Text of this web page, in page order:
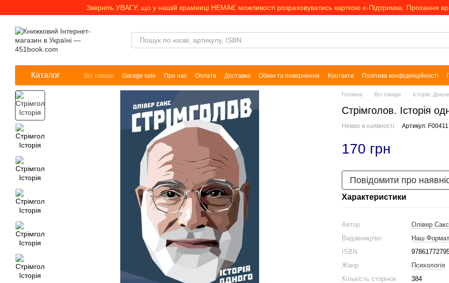
Перейти до основного контентуЗверніть УВАГУ, що у нашій крамниці НЕМАЄ можливості розраховуватись карткою є-Підтримка. Прохання
Каталог Всі товари Garage sale Про нас Оплата Доставка Обмін та повернення Контакти Політика конфіденційності
Головна Всі товари Історія.
Стрімголов. Історія
Немає в наявності Артикул:
170 грн
Повідомити про
Характеристики
Автор
Олівер Сакс
Видавництво
Наш Формат
ISBN
Жанр
Психологія
Кількість сторінок
384